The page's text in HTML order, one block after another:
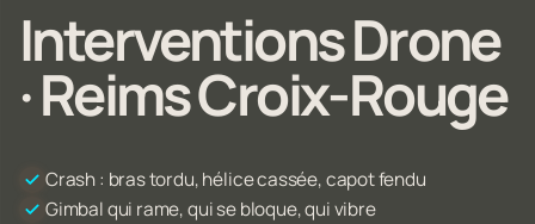
Interventions Drone
· Reims Croix-Rouge
Crash : bras tordu, hélice cassée, capot fendu
Gimbal qui rame, qui se bloque, qui vibre